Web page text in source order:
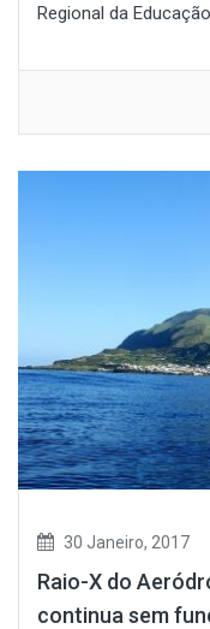
Regional da Educação
30 Janeiro, 2017
Raio-X do
continua sem